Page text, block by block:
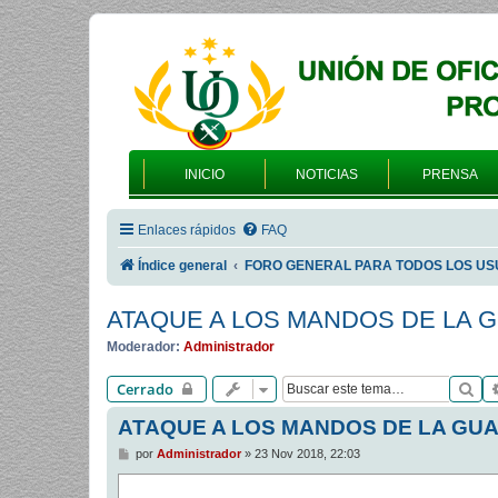
INICIO NOTICIAS PRENSA
Enlaces rápidos FAQ
Índice general FORO GENERAL PARA TODOS LOS
ATAQUE A LOS MANDOS DE LA
Moderador: Administrador
Cerrado
ATAQUE A LOS MANDOS DE LA
M
por Administrador» 23 Nov 2018, 22:03